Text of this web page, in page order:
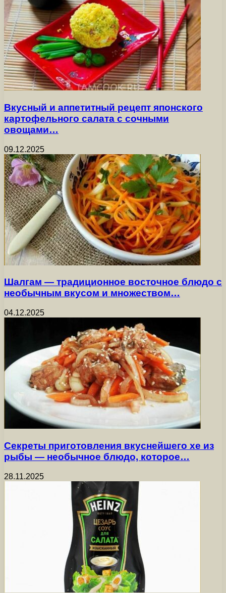
Вкусный и аппетитный рецепт японского
картофельного салата с сочными
овощами…
09.12.2025
Шалгам — традиционное восточное блюдо с
необычным вкусом и множеством…
04.12.2025
Секреты приготовления вкуснейшего хе из
рыбы — необычное блюдо, которое…
28.11.2025